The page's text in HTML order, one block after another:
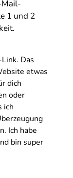
1 und 2
Das
etwas
dich
oder
ich
Ich habe
bin super